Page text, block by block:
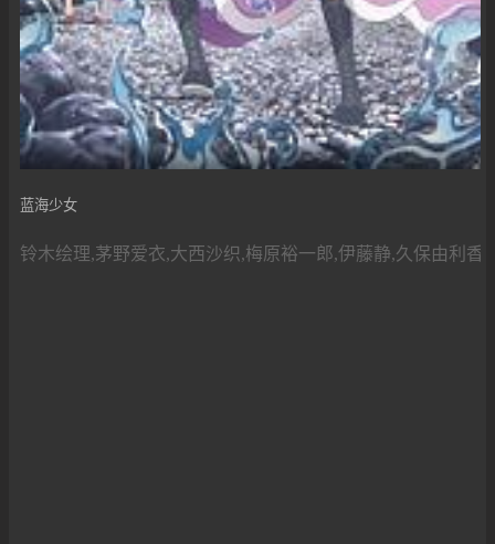
蓝海少女
铃木绘理,茅野爱衣,大西沙织,梅原裕一郎,伊藤静,久保由利香